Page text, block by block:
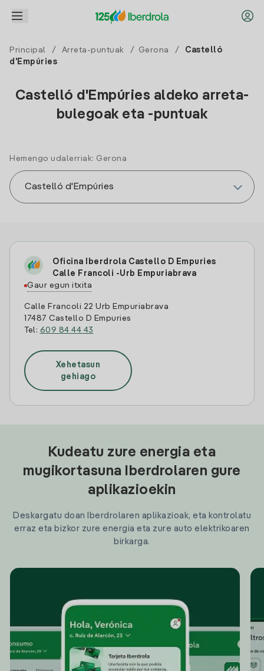
Principal / Arreta-puntuak / Gerona /
Castelló
d'Empúries
Castelló d'Empúries aldeko arreta-
bulegoak eta -puntuak
Hemengo udalerriak: Gerona
Oficina Iberdrola Castello D Empuries
Calle Francoli -Urb Empuriabrava
Gaur egun itxita
Calle Francoli 22 Urb Empuriabrava
17487 Castello D Empuries
Tel: 609 84 44 43
Xehetasun
gehiago
Kudeatu zure energia eta
mugikortasuna Iberdrolaren gure
aplikazioekin
Deskargatu doan Iberdrolaren aplikazioak, eta kontrolatu
erraz eta bizkor zure energia eta zure auto elektrikoaren
birkarga.